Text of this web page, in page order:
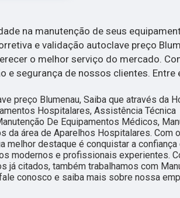
na manutenção de seus
e validação autoclave preço
o melhor serviço do mercado.
e segurança de nossos clientes. Entre
preço Blumenau, Saiba que através da
Hospitalares, Assistência Técnica
De Equipamentos Médicos,
área de Aparelhos Hospitalares. Com
destaque é conquistar a confiança
modernos e profissionais experientes.
citados, também trabalhamos com
conosco e saiba mais sobre nossa